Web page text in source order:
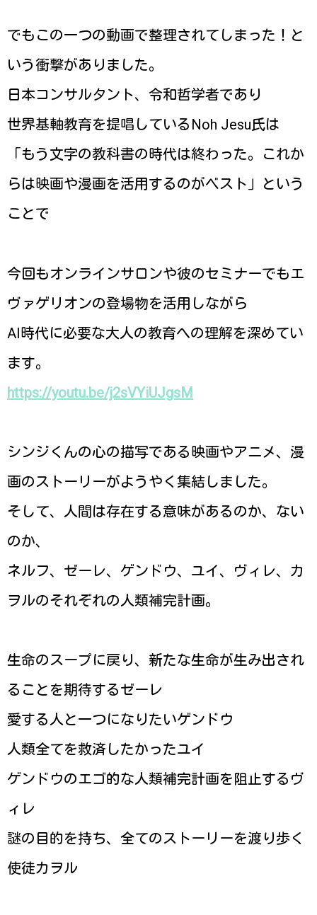
でもこの一つの動画で整理されてしまった！と
いう衝撃がありました。
日本コンサルタント、令和哲学者であり
世界基軸教育を提唱しているNoh Jesu氏は
「もう文字の教科書の時代は終わった。これか
らは映画や漫画を活用するのがベスト」という
ことで
今回もオンラインサロンや彼のセミナーでもエ
ヴァゲリオンの登場物を活用しながら
AI時代に必要な大人の教育への理解を深めてい
ます。
https://youtu.be/j2sVYiUJgsM
シンジくんの心の描写である映画やアニメ、漫
画のストーリーがようやく集結しました。
そして、人間は存在する意味があるのか、ない
のか、
ネルフ、ゼーレ、ゲンドウ、ユイ、ヴィレ、カ
ヲルのそれぞれの人類補完計画。
生命のスープに戻り、新たな生命が生み出され
ることを期待するゼーレ
愛する人と一つになりたいゲンドウ
人類全てを救済したかったユイ
ゲンドウのエゴ的な人類補完計画を阻止するヴ
ィレ
謎の目的を持ち、全てのストーリーを渡り歩く
使徒カヲル